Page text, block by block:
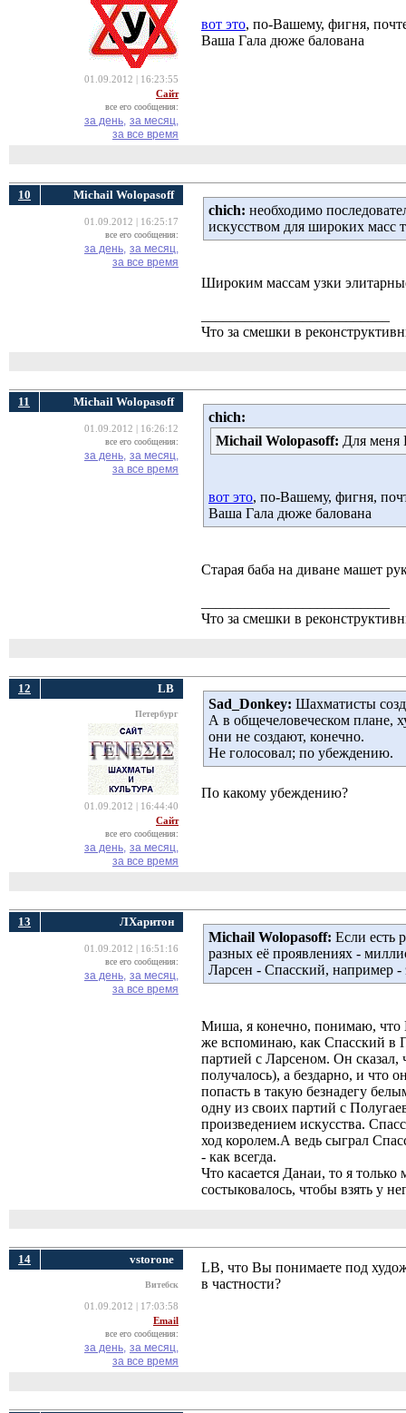
01.09.2012 | 16:23:55
Сайт
все его сообщения:
за день, за месяц,
за все время
вот это, по-Вашему, фигня,
Ваша Гала дюже балована
10 Michail Wolopasoff
01.09.2012 | 16:25:17
все его сообщения:
за день, за месяц,
за все время
chich: необходимо
искусством для широких масс
Широким массам узки
Что за смешки в
11 Michail Wolopasoff
01.09.2012 | 16:26:12
все его сообщения:
за день, за месяц,
за все время
chich:
Michail Wolopasoff: Для меня
вот это, по-Вашему, фигня,
Ваша Гала дюже балована
Старая баба на диване машет
Что за смешки в
12 LB
Петербург
01.09.2012 | 16:44:40
Сайт
все его сообщения:
за день, за месяц,
за все время
Sad_Donkey: Шахматисты
А в общечеловеческом плане,
они не создают, конечно.
Не голосовал; по убеждению.
По какому убеждению?
13 ЛХаритон
01.09.2012 | 16:51:16
все его сообщения:
за день, за месяц,
за все время
Michail Wolopasoff: Если есть
разных её проявлениях -
Ларсен - Спасский, например -
Миша, я конечно, понимаю, что
же вспоминаю, как Спасский в
партией с Ларсеном. Он сказал,
получалось), а бездарно, и что
попасть в такую безнадегу
одну из своих партий с
произведением искусства.
ход королем.А ведь сыграл
- как всегда.
Что касается Данаи, то я
состыковалось, чтобы взять у
14 vstorone
Витебск
01.09.2012 | 17:03:58
Email
все его сообщения:
за день, за месяц,
за все время
LB, что Вы понимаете под
в частности?